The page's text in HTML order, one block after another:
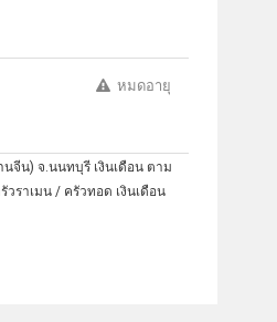
หมดอายุ
จีน) จ.นนทบุรี เงินเดือน ตาม
วราเมน / ครัวทอด เงินเดือน